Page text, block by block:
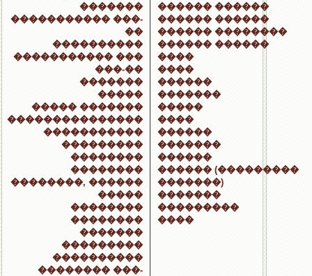
�������
����������� ���-
��
����������
����������� ���
���-��
�������
�����
����� �������
���������������
�����������
���������
��������
��������
��������, ������
�����
��������
��������
�������
���������
����������
�������� ���-
������ ������
������ ������
������ ��������
������ ������
����
����
������
�������
�����
����
������
�������
������
������ (���������
�������)
�������
���������
����